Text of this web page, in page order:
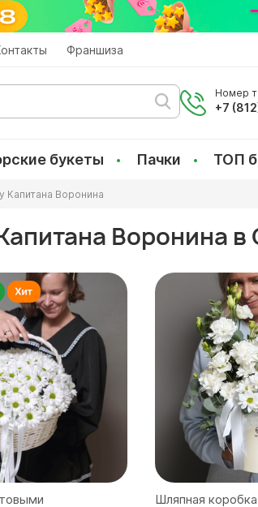
Франшиза
Номер
+7
букеты Пачки ТОП
Капитана Воронина
Воронина
Шляпная